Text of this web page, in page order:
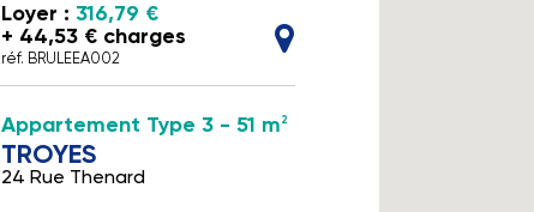
Loyer : 316,79 €
+ 44,53 € charges
réf. BRULEEA002
Appartement Type 3 - 51 m 2
TROYES
24 Rue Thenard